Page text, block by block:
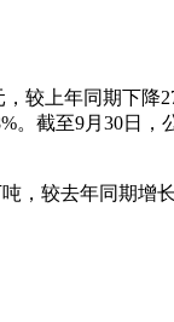
上年同期下降
截至9月30日
，较去年同期增